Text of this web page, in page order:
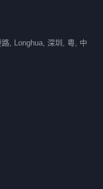
, Longhua, 深圳, 粵, 中